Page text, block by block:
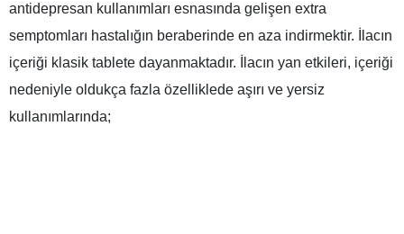
antidepresan kullanımları esnasında gelişen extra
semptomları hastalığın beraberinde en aza indirmektir. İlacın
içeriği klasik tablete dayanmaktadır. İlacın yan etkileri, içeriği
nedeniyle oldukça fazla özelliklede aşırı ve yersiz
kullanımlarında;